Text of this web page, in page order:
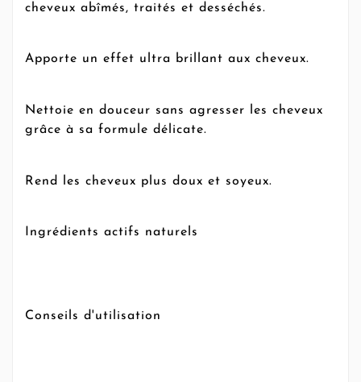
cheveux abîmés, traités et desséchés.
Apporte un effet ultra brillant aux cheveux.
Nettoie en douceur sans agresser les cheveux
grâce à sa formule délicate.
Rend les cheveux plus doux et soyeux.
Ingrédients actifs naturels
Conseils d'utilisation